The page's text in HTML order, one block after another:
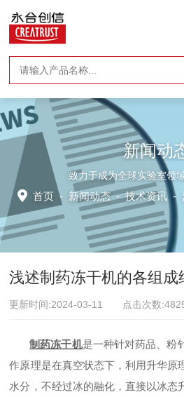
新闻动
致力于成为全球实验室领
首页 - 新闻动态-技术资讯 -
浅述制药冻干机的各组成
更新时间:2024-03-11 点击次数
制药冻干机是一种针对药品、粉
作原理是在真空状态下，利用升华原
水分，不经过冰的融化，直接以冰态